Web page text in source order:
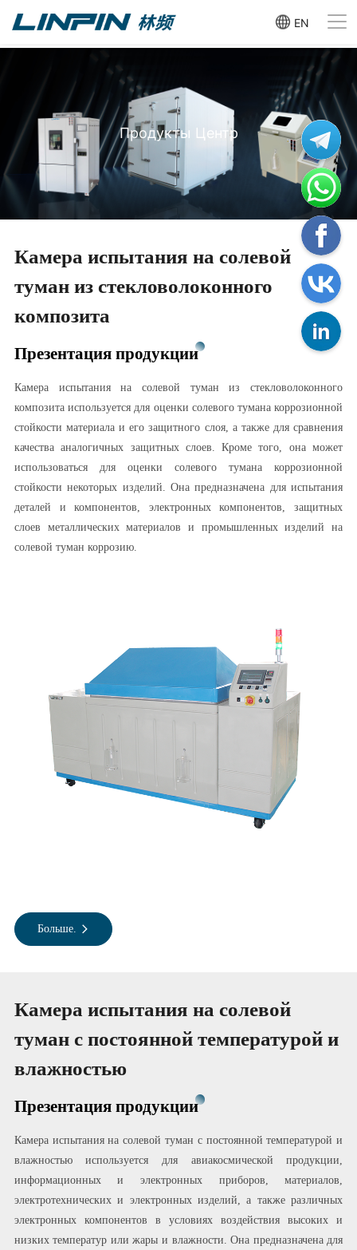
EN
Продукты Центр
Камера испытания на солевой
туман из стекловолоконного
композита
Презентация продукции
Камера испытания на солевой туман из стекловолоконного
композита используется для оценки солевого тумана коррозионной
стойкости материала и его защитного слоя, а также для сравнения
качества аналогичных защитных слоев. Кроме того, она может
использоваться для оценки солевого тумана коррозионной
стойкости некоторых изделий. Она предназначена для испытания
деталей и компонентов, электронных компонентов, защитных
слоев металлических материалов и промышленных изделий на
солевой туман коррозию.
Больше.
Камера испытания на солевой
туман с постоянной температурой и
влажностью
Презентация продукции
Камера испытания на солевой туман с постоянной температурой и
влажностью используется для авиакосмической продукции,
информационных и электронных приборов, материалов,
электротехнических и электронных изделий, а также различных
электронных компонентов в условиях воздействия высоких и
низких температур или жары и влажности. Она предназначена для